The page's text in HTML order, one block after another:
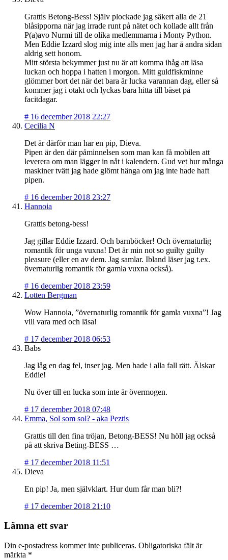
Grattis Betong-Bess! Själv plockade jag säkert alla de 21
blåsipporna när jag irrade runt på nätet och kollade allt från
P(a)avo Nurmi till de olika medlemmarna i Monty Python.
Men Eddie Izzard slog mig inte alls men jag har å andra sidan
aldrig sett honom.
Mitt största bekymmer just nu är att komma ihåg att läsa
luckan och hoppa i hatten i morgon. Mitt guldfiskminne
glömmer bort det när det bara är lucka varannan dag, eller så
kommer jag i otakt och lyckas bara hitta till båset på
facitdagar.
# 16 december 2018 22:27
Cecilia N
Det är därför man har en pip, Dieva.
Pipen är den där påminnelsen som man kan få mobilen att
leverera om man lägger in nåt i kalendern. Gud vet hur många
maskiner tvätt jag hade glömt hänga om jag inte hade haft
pipen.
# 16 december 2018 23:27
Hannoia
Grattis betong-bess!
Jag gillar Eddie Izzard. Och barnböcker! Och övernaturlig
romantik för unga vuxna! Det är min not so guilty guilty
pleasure (eller en av dem. Jag samlar. Ibland läser jag t.ex.
övernaturlig romantik för gamla vuxna också).
# 16 december 2018 23:59
Lotten Bergman
Wow Hannoia, ”övernaturlig romantik för gamla vuxna”! Jag
vill vara med och läsa!
# 17 december 2018 06:53
Babs
Jag låg en dag fel, inser jag. Men hade i alla fall rätt. Älskar
Eddie!
Nu över till en lucka som inte är övermogen.
# 17 december 2018 07:48
Emma, Sol som sol? - aka Peztis
Grattis till den fina tröjan, Betong-BESS! Nu höll jag också
på att skriva Beting-BESS …
# 17 december 2018 11:51
Dieva
En pip! Ja, men självklart. Hur dum får man bli?!
# 17 december 2018 21:10
Lämna ett svar
Din e-postadress kommer inte publiceras. Obligatoriska fält är
märkta *